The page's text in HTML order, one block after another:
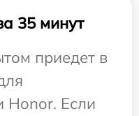
35 минут
приедет в
Honor. Если